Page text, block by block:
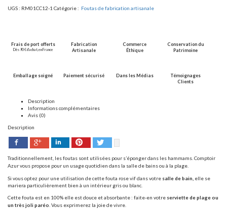
UGS : RM01CC12-1Catégorie : Foutas de fabrication artisanale
Frais de port offerts
Dès 90 € d’achat, en France
Fabrication
Artisanale
Commerce
Éthique
Conservation du
Patrimoine
Emballage soigné Paiement sécurisé Dans les Médias
Témoignages
Clients
Description
Informations complémentaires
Avis (0)
Description
Facebook Google+ LinkedIn Pinterest
Traditionnellement, les foutas sont utilisées pour s’éponger dans les hammams.Comptoir
Azur vous propose pour un usage quotidien dans la salle de bains ou à la plage.
Si vous optez pour une utilisation de cette fouta rose vif dans votre salle de bain, elle se
mariera particulièrement bien à un intérieur gris ou blanc.
Cette fouta est en 100% elle est douce et absorbante : faite-en votre serviette de plage ou
un très joli paréo. Vous exprimerez la joie de vivre.